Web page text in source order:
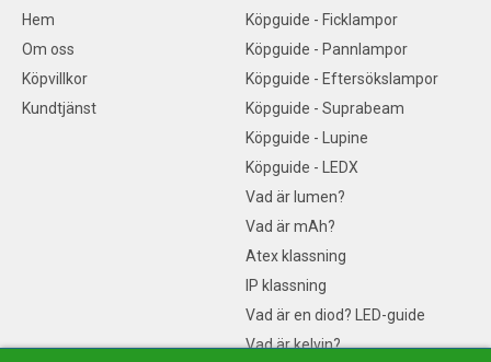
Hem
Om oss
Köpvillkor
Kundtjänst
Köpguide - Ficklampor
Köpguide - Pannlampor
Köpguide - Eftersökslampor
Köpguide - Suprabeam
Köpguide - Lupine
Köpguide - LEDX
Vad är lumen?
Vad är mAh?
Atex klassning
IP klassning
Vad är en diod? LED-guide
Vad är kelvin?